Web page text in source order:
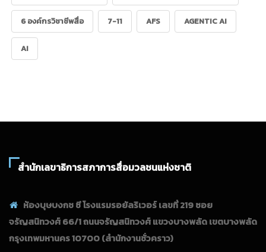
6 องค์กรวิชาชีพสื่อ 7-11 AFS AGENTIC AI
AI
สำนักเลขาธิการสภาการสื่อมวลชนแห่งชาติ
ห้องบุษบงกช ซี โรงแรมรอยัลริเวอร์ เลขที่ 219 ซอย
จรัญสนิทวงศ์ 66/1 ถนนจรัญสนิทวงศ์ แขวงบางพลัด เขตบางพลัด
กรุงเทพมหานคร 10700(สำนักงานชั่วคราว)